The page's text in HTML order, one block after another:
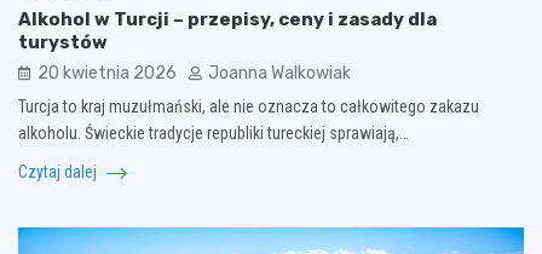
Alkohol w Turcji – przepisy, ceny i zasady dla
turystów
20 kwietnia 2026 Joanna Walkowiak
Turcja to kraj muzułmański, ale nie oznacza to całkowitego zakazu
alkoholu. Świeckie tradycje republiki tureckiej sprawiają,…
Czytaj dalej